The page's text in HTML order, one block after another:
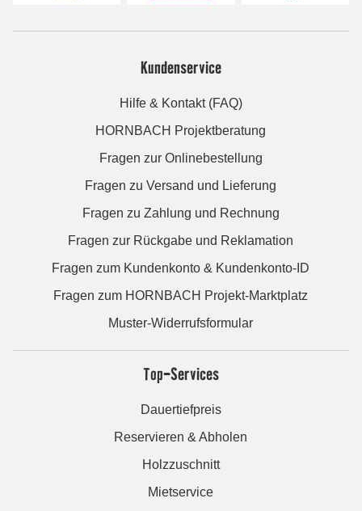
Kundenservice
Hilfe & Kontakt (FAQ)
HORNBACH Projektberatung
Fragen zur Onlinebestellung
Fragen zu Versand und Lieferung
Fragen zu Zahlung und Rechnung
Fragen zur Rückgabe und Reklamation
Fragen zum Kundenkonto & Kundenkonto-ID
Fragen zum HORNBACH Projekt-Marktplatz
Muster-Widerrufsformular
Top-Services
Dauertiefpreis
Reservieren & Abholen
Holzzuschnitt
Mietservice